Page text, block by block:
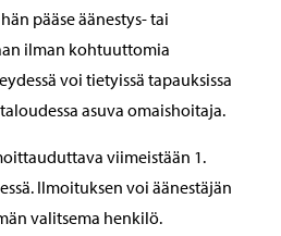
pääse äänestys- tai
ilman kohtuuttomia
voi tietyissä tapauksissa
asuva omaishoitaja.
viimeistään 1.
Ilmoituksen voi äänestäjän
valitsema henkilö.